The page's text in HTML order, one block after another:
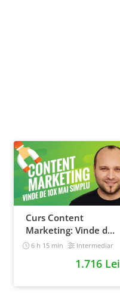
Curs Content
Marketing: Vinde de
10x mai simplu
6 h 15 min Intermediar
1.716 Lei